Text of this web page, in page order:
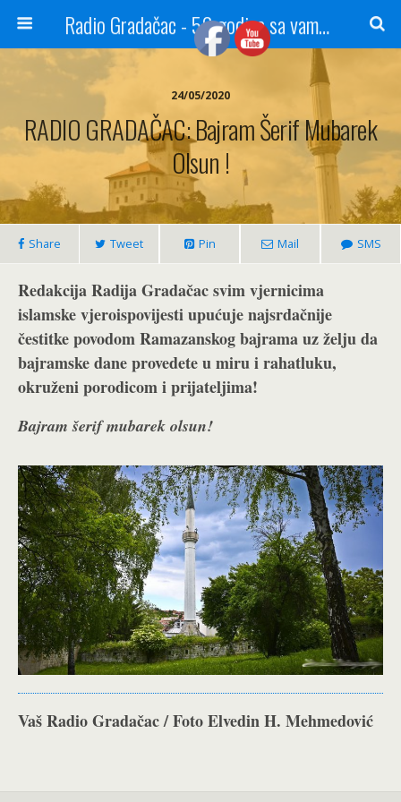
Radio Gradačac - 56 godina sa vama...
24/05/2020
RADIO GRADAČAC: Bajram Šerif Mubarek
Olsun !
Share Tweet Pin Mail SMS
Redakcija Radija Gradačac svim vjernicima
islamske vjeroispovijesti upućuje najsrdačnije
čestitke povodom Ramazanskog bajrama uz želju da
bajramske dane provedete u miru i rahatluku,
okruženi porodicom i prijateljima!
Bajram šerif mubarek olsun!
Vaš Radio Gradačac / Foto Elvedin H. Mehmedović